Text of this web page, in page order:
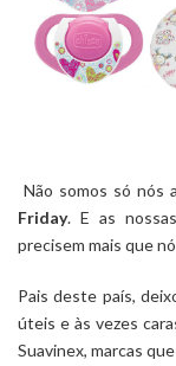
Não somos só nós
Friday. E as
precisem mais que
Pais deste país,
úteis e às vezes
Suavinex, marcas